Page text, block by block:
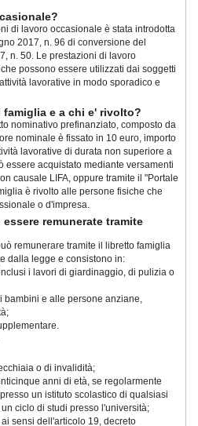
di lavoro occasionale è stata introdotta
2017, n. 96 di conversione del
n. 50. Le prestazioni di lavoro
possono essere utilizzati dai soggetti
lavorative in modo sporadico e
e a chi e' rivolto?
nominativo prefinanziato, composto da
nominale è fissato in 10 euro, importo
lavorative di durata non superiore a
essere acquistato mediante versamenti
causale LIFA, oppure tramite il "Portale
è rivolto alle persone fisiche che
o d'impresa.
remunerate tramite
remunerare tramite il libretto famiglia
dalla legge e consistono in:
i lavori di giardinaggio, di pulizia o
bambini e alle persone anziane,
o di invalidità;
anni di età, se regolarmente
un istituto scolastico di qualsiasi
ciclo di studi presso l'università;
sensi dell'articolo 19, decreto